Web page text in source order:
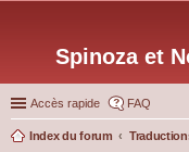
Spinoza et
Accès rapide FAQ
Index du forum